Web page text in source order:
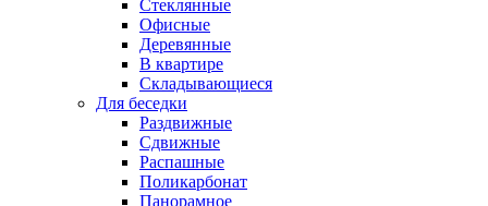
Стеклянные
Офисные
Деревянные
В квартире
Складывающиеся
Для беседки
Раздвижные
Сдвижные
Распашные
Поликарбонат
Панорамное